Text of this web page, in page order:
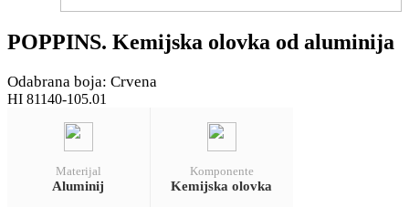
POPPINS. Kemijska olovka od aluminija
Odabrana boja: Crvena
HI 81140-105.01
Materijal
Aluminij
Komponente
Kemijska olovka